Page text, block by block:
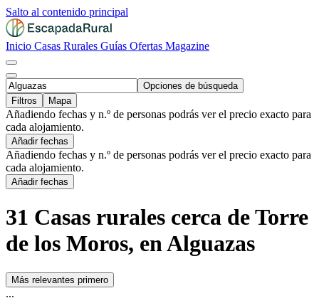
Salto al contenido principal
Inicio Casas Rurales Guías Ofertas Magazine
Opciones de búsqueda
Filtros
Mapa
Añadiendo fechas y n.º de personas podrás ver el precio exacto para
cada alojamiento.
Añadir fechas
Añadiendo fechas y n.º de personas podrás ver el precio exacto para
cada alojamiento.
Añadir fechas
31 Casas rurales cerca de Torre
de los Moros, en Alguazas
Más relevantes primero
...